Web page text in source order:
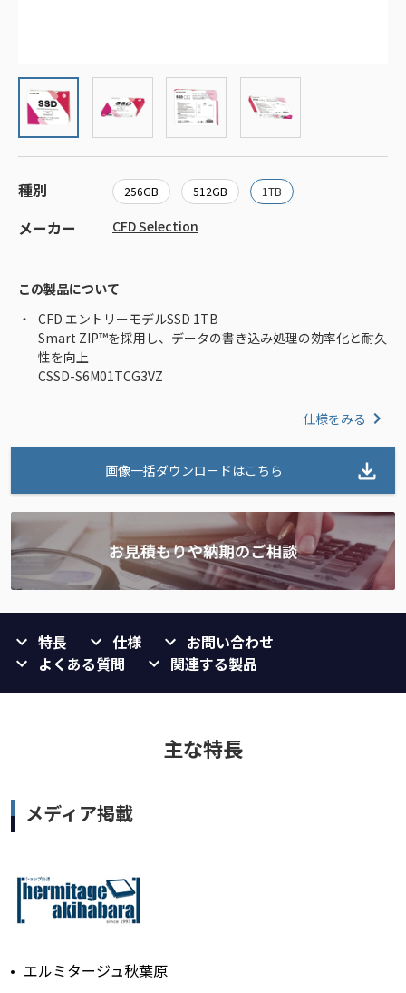
種別 256GB 512GB 1TB
メーカー CFD Selection
この製品について
CFD エントリーモデルSSD 1TB
Smart ZIP™を採用し、データの書き込み処理の効率化と耐久
性を向上
CSSD-S6M01TCG3VZ
仕様をみる
画像一括ダウンロードはこちら
特長 仕様
お問い合わせ
よくある質問
関連する製品
主な特長
メディア掲載
エルミタージュ秋葉原